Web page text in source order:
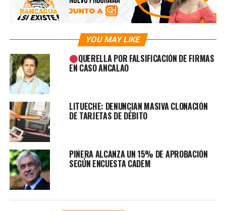
YOU MAY LIKE
QUERELLA POR FALSIFICACIÓN DE FIRMAS
EN CASO ANCALAO
LITUECHE: DENUNCIAN MASIVA CLONACIÓN
DE TARJETAS DE DÉBITO
PIÑERA ALCANZA UN 15% DE APROBACIÓN
SEGÚN ENCUESTA CADEM